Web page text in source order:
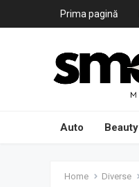
Prima pagină
Auto Beauty
Home Diverse